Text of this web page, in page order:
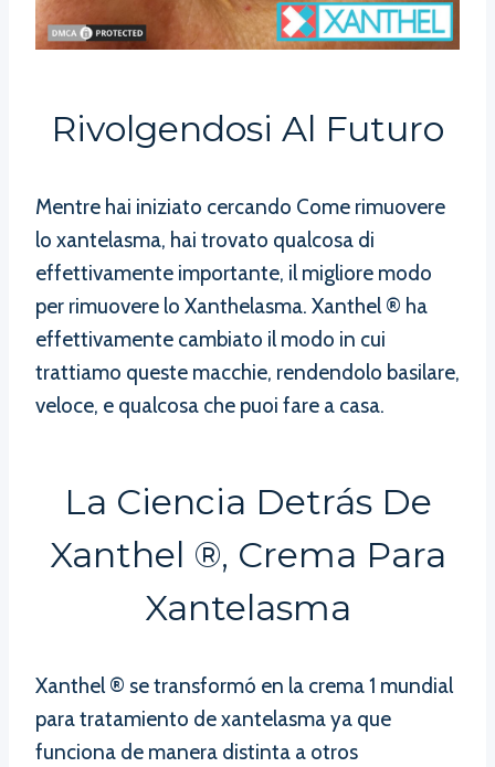
Rivolgendosi Al Futuro
Mentre hai iniziato cercando Come rimuovere
lo xantelasma, hai trovato qualcosa di
effettivamente importante, il migliore modo
per rimuovere lo Xanthelasma. Xanthel ® ha
effettivamente cambiato il modo in cui
trattiamo queste macchie, rendendolo basilare,
veloce, e qualcosa che puoi fare a casa.
La Ciencia Detrás De
Xanthel ®, Crema Para
Xantelasma
Xanthel ® se transformó en la crema 1 mundial
para tratamiento de xantelasma ya que
funciona de manera distinta a otros